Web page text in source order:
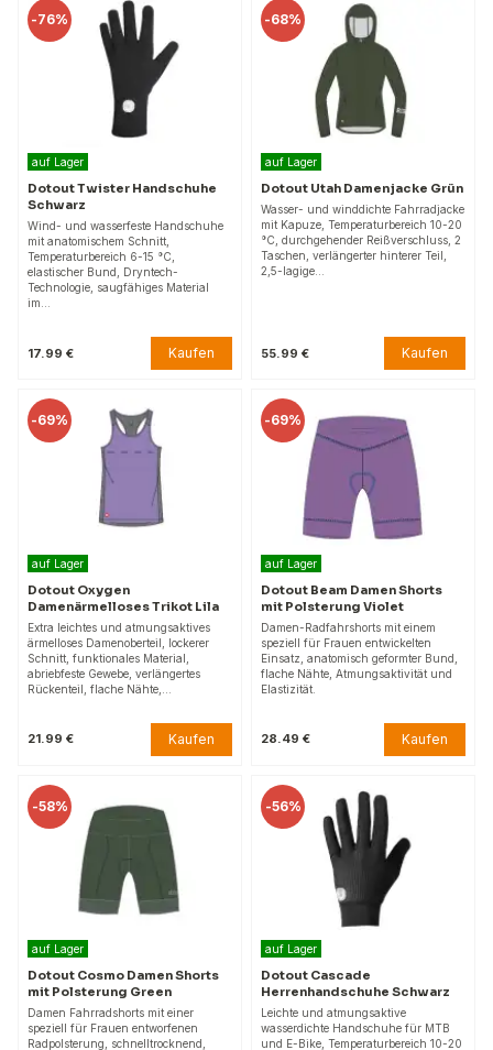
-76%
auf Lager
Dotout Twister Handschuhe
Schwarz
Wind- und wasserfeste Handschuhe
mit anatomischem Schnitt,
Temperaturbereich 6-15 °C,
elastischer Bund, Dryntech-
Technologie, saugfähiges Material
im…
17.99 € Kaufen
-68%
auf Lager
Dotout Utah Damenjacke Grün
Wasser- und winddichte Fahrradjacke
mit Kapuze, Temperaturbereich 10-20
°C, durchgehender Reißverschluss, 2
Taschen, verlängerter hinterer Teil,
2,5-lagige…
55.99 € Kaufen
-69%
auf Lager
Dotout Oxygen
Damenärmelloses Trikot Lila
Extra leichtes und atmungsaktives
ärmelloses Damenoberteil, lockerer
Schnitt, funktionales Material,
abriebfeste Gewebe, verlängertes
Rückenteil, flache Nähte,…
21.99 € Kaufen
-69%
auf Lager
Dotout Beam Damen Shorts
mit Polsterung Violet
Damen-Radfahrshorts mit einem
speziell für Frauen entwickelten
Einsatz, anatomisch geformter Bund,
flache Nähte, Atmungsaktivität und
Elastizität.
28.49 € Kaufen
-58%
auf Lager
Dotout Cosmo Damen Shorts
mit Polsterung Green
Damen Fahrradshorts mit einer
speziell für Frauen entworfenen
Radpolsterung, schnelltrocknend,
-56%
auf Lager
Dotout Cascade
Herrenhandschuhe Schwarz
Leichte und atmungsaktive
wasserdichte Handschuhe für MTB
und E-Bike, Temperaturbereich 10-20